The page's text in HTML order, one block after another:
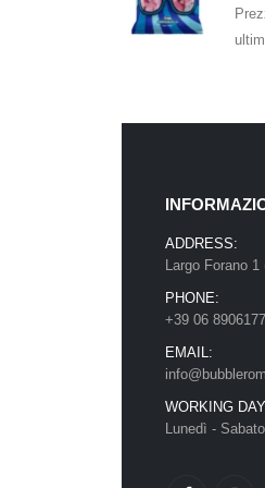
ADDRESS:
Largo Forano
PHONE:
+39 06
EMAIL:
WORKING
Lunedì -